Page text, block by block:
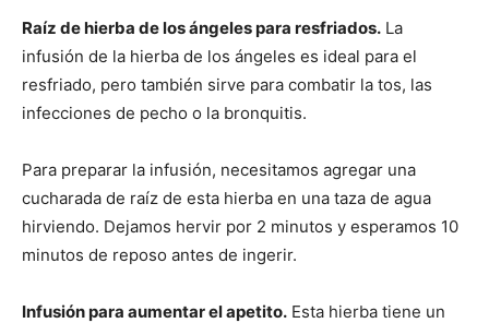
Raíz de hierba de los ángeles para resfriados. La
infusión de la hierba de los ángeles es ideal para el
resfriado, pero también sirve para combatir la tos, las
infecciones de pecho o la bronquitis.
Para preparar la infusión, necesitamos agregar una
cucharada de raíz de esta hierba en una taza de agua
hirviendo. Dejamos hervir por 2 minutos y esperamos 10
minutos de reposo antes de ingerir.
Infusión para aumentar el apetito. Esta hierba tiene un